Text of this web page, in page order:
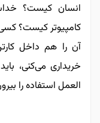
انسان کیست؟
کامپیوتر کیست؟
آن‌ را هم داخل
خریداری می‌کنی،
العمل استفادهرا